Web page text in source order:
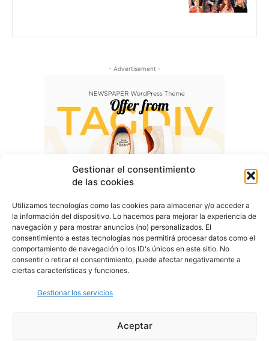
Gestionar el consentimiento
de las cookies
Utilizamos tecnologías como las cookies para almacenar y/o acceder a
la información del dispositivo. Lo hacemos para mejorar la experiencia de
navegación y para mostrar anuncios (no) personalizados. El
consentimiento a estas tecnologías nos permitirá procesar datos como el
comportamiento de navegación o los ID's únicos en este sitio. No
consentir o retirar el consentimiento, puede afectar negativamente a
ciertas características y funciones.
Gestionar los servicios
Aceptar
- Advertisement -